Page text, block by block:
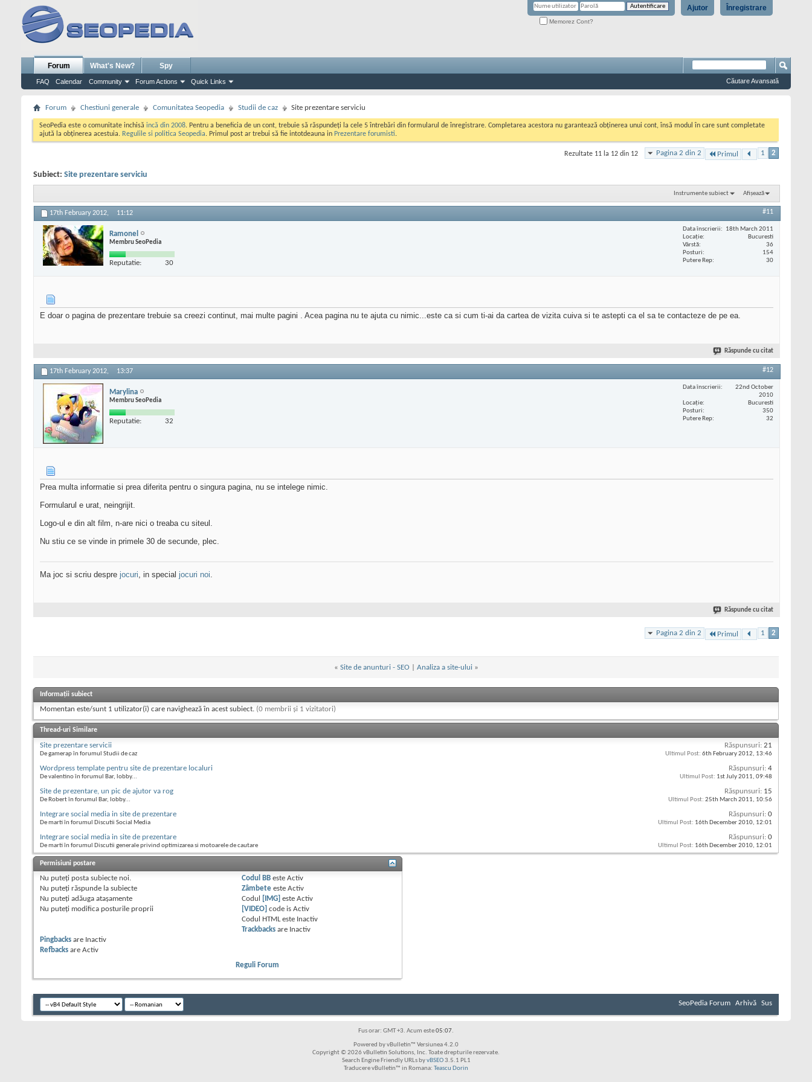
Înregistrare
Ajutor
Memorez Cont?
Forum
FAQ Calendar Community Forum Actions Quick Links
What's New? Spy
Căutare Avansată
Forum Chestiuni generale Comunitatea Seopedia Studii de caz Site prezentare serviciu
SeoPedia este o comunitate inchisă incă din 2008. Pentru a beneficia de un cont, trebuie să răspundeți la cele 5 întrebări din formularul de înregistrare. Completarea acestora nu garantează obținerea unui cont, însă modul în care sunt completate
ajută la obținerea acestuia. Regulile si politica Seopedia. Primul post ar trebui să fie intotdeauna in Prezentare forumisti.
Pagina 2 din 2 Primul 1 2
Rezultate 11 la 12 din 12
Subiect: Site prezentare serviciu
Instrumente subiect Afișează
17th February 2012, 11:12 #11
Ramonel
Membru SeoPedia
Reputatie: 30
Data înscrierii
18th March 2011
Locaţie
Bucuresti
Vârstă
36
Posturi
154
Putere Rep
30
E doar o pagina de prezentare trebuie sa creezi continut, mai multe pagini . Acea pagina nu te ajuta cu nimic...este ca si cum ti-ai da cartea de vizita cuiva si te astepti ca el sa te contacteze de pe ea.
Răspunde cu citat
17th February 2012, 13:37 #12
Marylina
Membru SeoPedia
Reputatie: 32
Data înscrierii
22nd October
2010
Locaţie
Bucuresti
Posturi
350
Putere Rep
32
Prea multa informatie si prea diferita pentru o singura pagina, nu se intelege nimic.
Formularul e urat, neingrijit.
Logo-ul e din alt film, n-are nici o treaba cu siteul.
Nu stiu ce se vinde in primele 30 de secunde, plec.
Ma joc si scriu despre jocuri, in special jocuri noi.
Răspunde cu citat
Pagina 2 din 2 Primul 1 2
« Site de anunturi - SEO Analiza a site-ului »
Informații subiect
Momentan este/sunt 1 utilizator(i) care navighează în acest subiect. (0 membrii și 1 vizitatori)
Thread-uri Similare
Site prezentare servicii
De gamerap în forumul Studii de caz
Răspunsuri: 21
Ultimul Post: 6th February 2012, 13:46
Wordpress template pentru site de prezentare localuri
De valentino în forumul Bar, lobby...
Răspunsuri: 4
Ultimul Post: 1st July 2011, 09:48
Site de prezentare, un pic de ajutor va rog
De Robert în forumul Bar, lobby...
Răspunsuri: 15
Ultimul Post: 25th March 2011, 10:56
Integrare social media in site de prezentare
De marti în forumul Discutii Social Media
Răspunsuri: 0
Ultimul Post: 16th December 2010, 12:01
Integrare social media in site de prezentare
De marti în forumul Discutii generale privind optimizarea si motoarele de cautare
Răspunsuri: 0
Ultimul Post: 16th December 2010, 12:01
Permisiuni postare
Nu puteţi posta subiecte noi.
Nu puteţi răspunde la subiecte
Nu puteţi adăuga ataşamente
Nu puteţi modifica posturile proprii
Codul BB esteActiv
Zâmbete esteActiv
Codul
[IMG] esteActiv
[VIDEO] code isActiv
Codul HTML este Inactiv
Trackbacks are Inactiv
Pingbacks are Inactiv
Refbacks are Activ
Reguli Forum
SeoPedia Forum Arhivă Sus
Fus orar: GMT +3. Acum este05:07.
Powered by vBulletin™ Versiunea 4.2.0
Copyright © 2026 vBulletin Solutions, Inc. Toate drepturile rezervate.
Search Engine Friendly URLs byvBSEO3.5.1 PL1
Traducere vBulletin™ in Romana: Teascu Dorin